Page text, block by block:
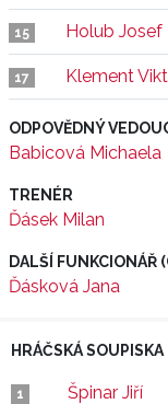
15 Holub Josef
17 Klement
ODPOVĚDNÝ
Babicová Michaela
TRENÉR
Ďásek Milan
DALŠÍ FUNKCIONÁŘ
Ďásková Jana
HRÁČSKÁ SOUPISKA
1 Špinar Jiří